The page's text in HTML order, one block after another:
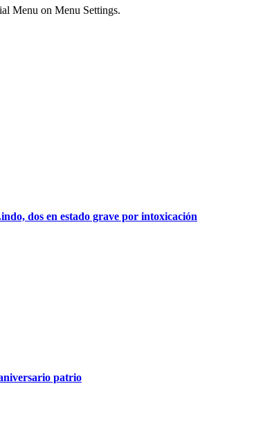
Menu on Menu Settings.
dos en estado grave por intoxicación
patrio